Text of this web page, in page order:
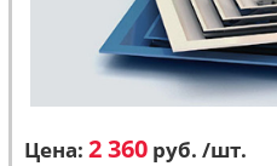
Цена: 2 360 руб. /шт.